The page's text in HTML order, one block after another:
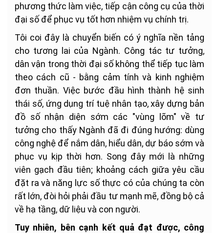
phương thức làm việc, tiếp cận công cụ của thời
đại số để phục vụ tốt hơn nhiệm vụ chính trị.
Tôi coi đây là chuyển biến có ý nghĩa nền tảng
cho tương lai của Ngành. Công tác tư tưởng,
dân vận trong thời đại số không thể tiếp tục làm
theo cách cũ - bằng cảm tính và kinh nghiệm
đơn thuần. Việc bước đầu hình thành hệ sinh
thái số, ứng dụng trí tuệ nhân tạo, xây dựng bản
đồ số nhận diện sớm các "vùng lõm" về tư
tưởng cho thấy Ngành đã đi đúng hướng: dùng
công nghệ để nắm dân, hiểu dân, dự báo sớm và
phục vụ kịp thời hơn. Song đây mới là những
viên gạch đầu tiên; khoảng cách giữa yêu cầu
đặt ra và năng lực số thực có của chúng ta còn
rất lớn, đòi hỏi phải đầu tư mạnh mẽ, đồng bộ cả
về hạ tầng, dữ liệu và con người.
Tuy nhiên, bên cạnh kết quả đạt được, công